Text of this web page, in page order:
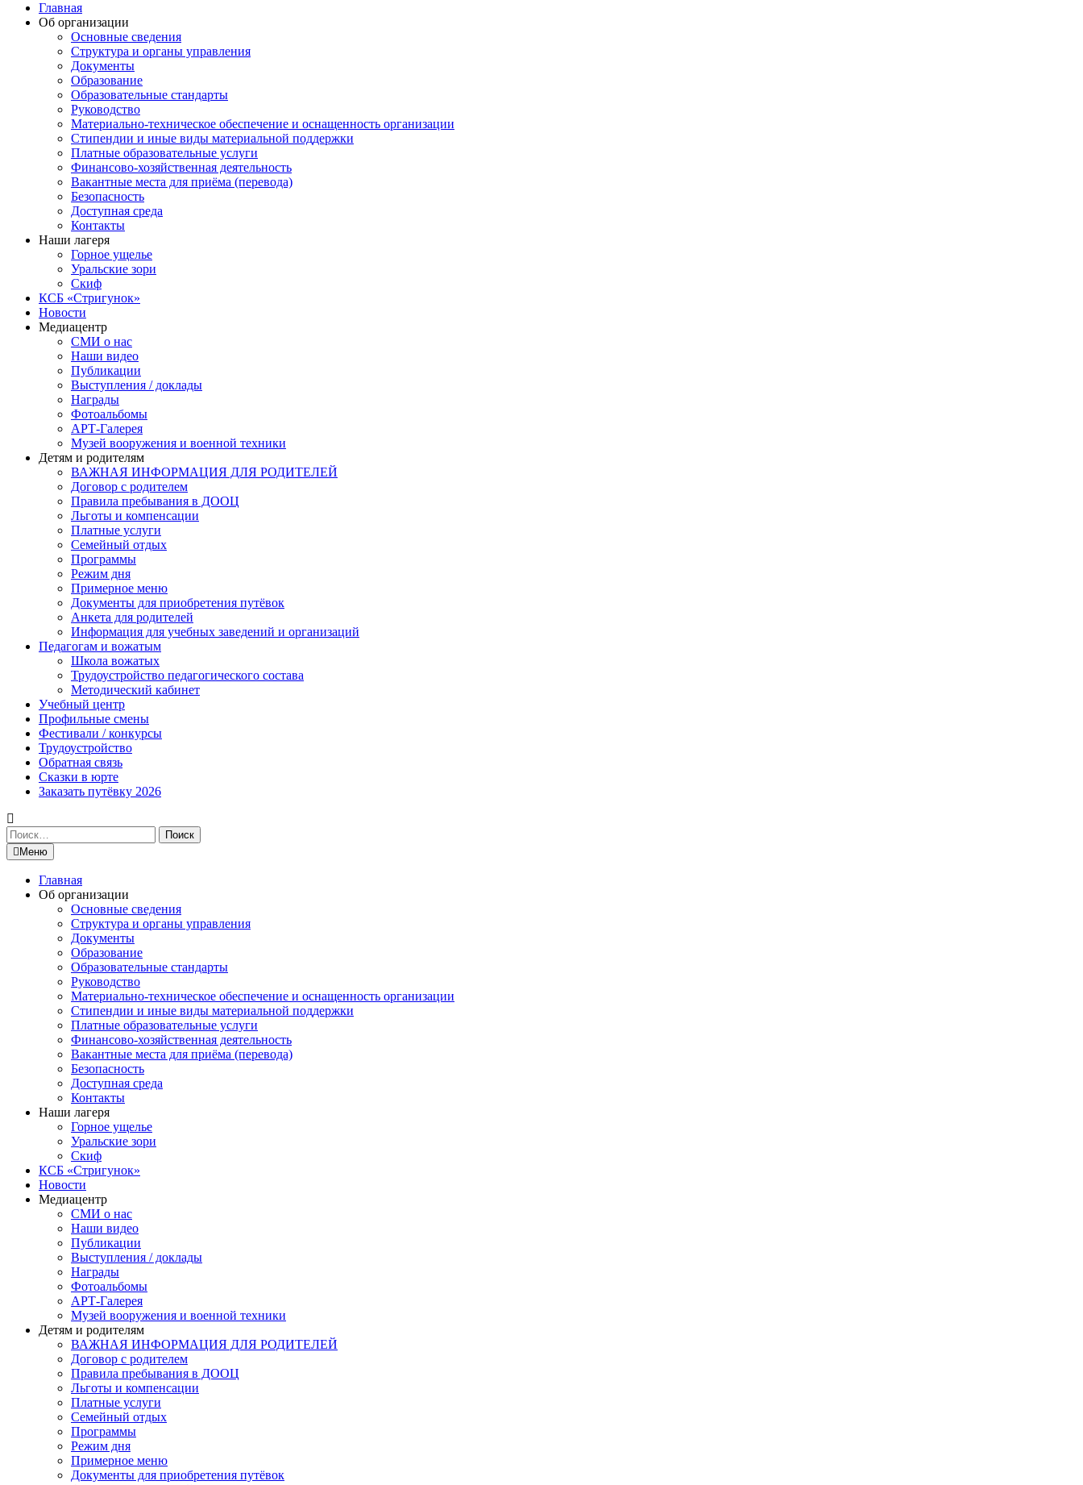
Главная
Об организации
Основные сведения
Структура и органы управления
Документы
Образование
Образовательные стандарты
Руководство
Материально-техническое обеспечение и оснащенность организации
Стипендии и иные виды материальной поддержки
Платные образовательные услуги
Финансово-хозяйственная деятельность
Вакантные места для приёма (перевода)
Безопасность
Доступная среда
Контакты
Наши лагеря
Горное ущелье
Уральские зори
Скиф
КСБ «Стригунок»
Новости
Медиацентр
СМИ о нас
Наши видео
Публикации
Выступления / доклады
Награды
Фотоальбомы
АРТ-Галерея
Музей вооружения и военной техники
Детям и родителям
ВАЖНАЯ ИНФОРМАЦИЯ ДЛЯ РОДИТЕЛЕЙ
Договор с родителем
Правила пребывания в ДООЦ
Льготы и компенсации
Платные услуги
Семейный отдых
Программы
Режим дня
Примерное меню
Документы для приобретения путёвок
Анкета для родителей
Информация для учебных заведений и организаций
Педагогам и вожатым
Школа вожатых
Трудоустройство педагогического состава
Методический кабинет
Учебный центр
Профильные смены
Фестивали / конкурсы
Трудоустройство
Обратная связь
Сказки в юрте
Заказать путёвку 2026
Найти:
Меню
Главная
Об организации
Основные сведения
Структура и органы управления
Документы
Образование
Образовательные стандарты
Руководство
Материально-техническое обеспечение и оснащенность организации
Стипендии и иные виды материальной поддержки
Платные образовательные услуги
Финансово-хозяйственная деятельность
Вакантные места для приёма (перевода)
Безопасность
Доступная среда
Контакты
Наши лагеря
Горное ущелье
Уральские зори
Скиф
КСБ «Стригунок»
Новости
Медиацентр
СМИ о нас
Наши видео
Публикации
Выступления / доклады
Награды
Фотоальбомы
АРТ-Галерея
Музей вооружения и военной техники
Детям и родителям
ВАЖНАЯ ИНФОРМАЦИЯ ДЛЯ РОДИТЕЛЕЙ
Договор с родителем
Правила пребывания в ДООЦ
Льготы и компенсации
Платные услуги
Семейный отдых
Программы
Режим дня
Примерное меню
Документы для приобретения путёвок